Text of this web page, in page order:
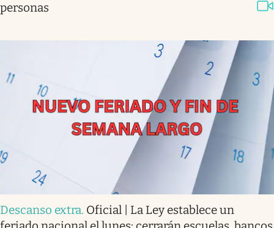
personas
Descanso extra. Oficial | La Ley establece un